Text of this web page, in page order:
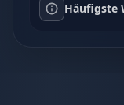
Häufigste